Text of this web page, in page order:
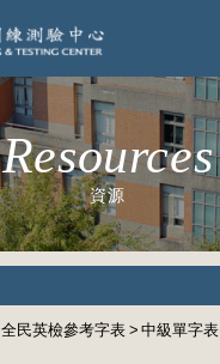
Resources
資源
全民英檢參考字表 中級單字表